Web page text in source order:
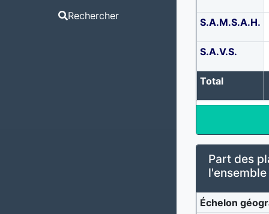
Rechercher
S.A.M.S.A.H.
S.A.V.S.
Total
Part des
Échelon